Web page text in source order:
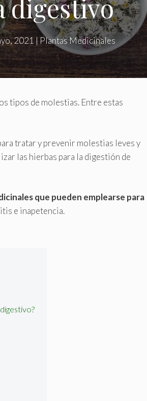
digestivo
2021|Plantas Medicinales
tipos de molestias. Entre estas
tratar y prevenir molestias leves y
las hierbas para la digestión de
que pueden emplearse para
e inapetencia.